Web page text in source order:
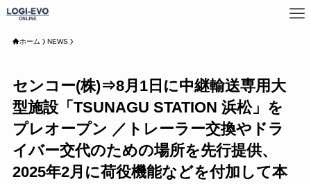
ホーム NEWS
センコー(株)⇒8月1日に中継輸送専用大
型施設「TSUNAGU STATION 浜松」を
プレオープン ／トレーラー交換やドラ
イバー交代のための場所を先行提供、
2025年2月に荷役機能などを付加して本